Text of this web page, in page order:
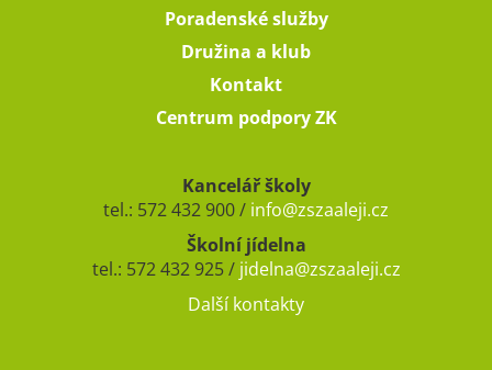
Poradenské služby
Družina a klub
Kontakt
Centrum podpory ZK
Kancelář školy
tel.: 572 432 900 / info@zszaaleji.cz
Školní jídelna
tel.: 572 432 925 / jidelna@zszaaleji.cz
Další kontakty